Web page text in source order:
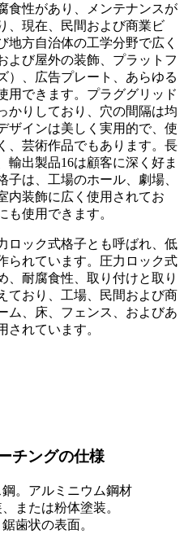
食性があり、メンテナンスが
、現在、民間および商業ビ
地方自治体の工学分野で広く
よび屋外の装飾、プラットフ
）、広告プレート、あらゆる
用できます。プラググリッド
かりしており、穴の間隔は均
ザインは美しく実用的で、使
、芸術作品でもあります。長
輸出製品16は顧客に深く好ま
は、工場のホール、劇場、
内装飾に広く使用されてお
も使用できます。
ロック式格子とも呼ばれ、低
られています。圧力ロック式
、耐腐食性、取り付けと取り
ており、工場、民間および商
ム、床、フェンス、およびあ
されています。
チングの仕様
。アルミニウム鋼材
または粉体塗装。
歯状の表面。